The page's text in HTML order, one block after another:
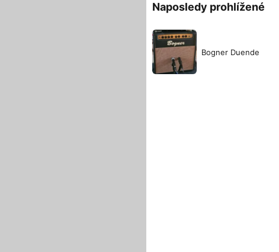
Naposledy prohlížené
Bogner Duende